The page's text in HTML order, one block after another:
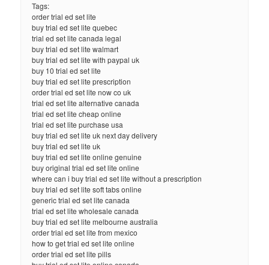
Tags:
order trial ed set lite
buy trial ed set lite quebec
trial ed set lite canada legal
buy trial ed set lite walmart
buy trial ed set lite with paypal uk
buy 10 trial ed set lite
buy trial ed set lite prescription
order trial ed set lite now co uk
trial ed set lite alternative canada
trial ed set lite cheap online
trial ed set lite purchase usa
buy trial ed set lite uk next day delivery
buy trial ed set lite uk
buy trial ed set lite online genuine
buy original trial ed set lite online
where can i buy trial ed set lite without a prescription
buy trial ed set lite soft tabs online
generic trial ed set lite canada
trial ed set lite wholesale canada
buy trial ed set lite melbourne australia
order trial ed set lite from mexico
how to get trial ed set lite online
order trial ed set lite pills